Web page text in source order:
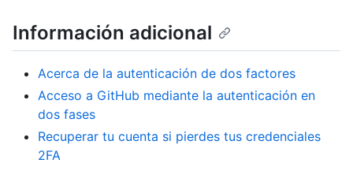
Información adicional
Acerca de la autenticación de dos factores
Acceso a GitHub mediante la autenticación en
dos fases
Recuperar tu cuenta si pierdes tus credenciales
2FA